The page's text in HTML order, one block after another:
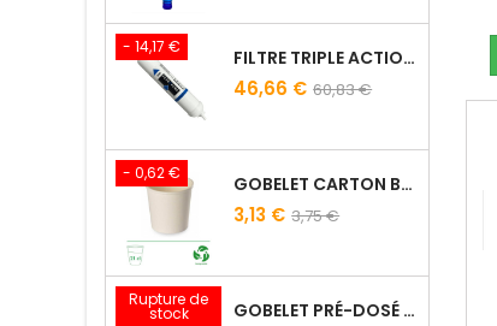
- 14,17 € FILTRE TRIPLE ACTION FILTROPURE® 5000
46,66 € 60,83 €
- 0,62 € GOBELET CARTON BLANC 21 CL
3,13 € 3,75 €
Rupture de
stock GOBELET PRÉ-DOSÉ THÉ À LA MENTHE - SACHET DE 15